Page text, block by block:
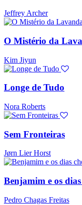
Jeffrey Archer
O Mistério da
Kim Jiyun
Longe de Tudo
Nora Roberts
Sem Fronteiras
Jørn Lier Horst
Benjamim e os
Pedro Chagas Freitas